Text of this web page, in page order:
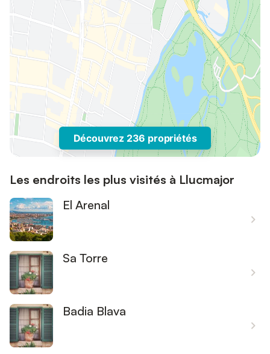
Découvrez 236 propriétés
Les endroits les plus visités à Llucmajor
El Arenal
Sa Torre
Badia Blava